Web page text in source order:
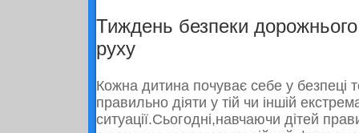
Тиждень безпеки дорожнього
руху
Кожна дитина почуває себе у безпеці
правильно діяти у тій чи іншій
ситуації.Сьогодні,навчаючи дітей